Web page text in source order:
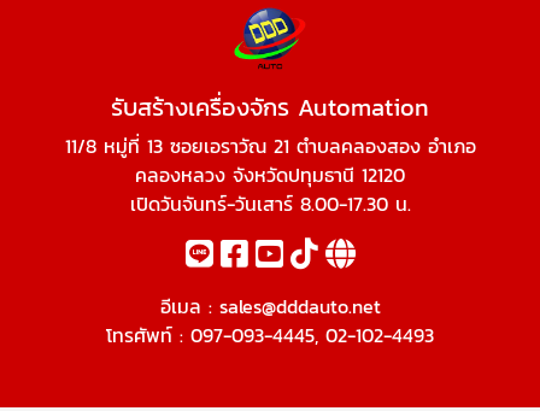
รับสร้างเครื่องจักร Automation
11/8 หมู่ที่ 13 ซอยเอราวัณ 21 ตำบลคลองสอง อำเภอ
คลองหลวง จังหวัดปทุมธานี 12120
เปิดวันจันทร์-วันเสาร์ 8.00-17.30 น.
อีเมล : sales@dddauto.net
โทรศัพท์ : 097-093-4445, 02-102-4493